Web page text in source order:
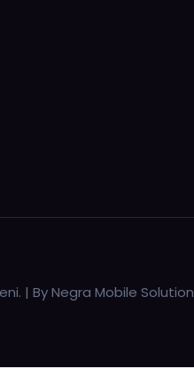
| By Negra Mobile Solution